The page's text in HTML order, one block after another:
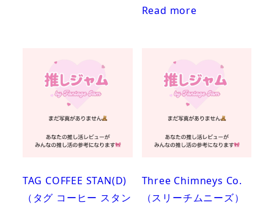
Read more
TAG COFFEE STAN(D)
（タグ コーヒー スタン
Three Chimneys Co.
（スリーチムニーズ）